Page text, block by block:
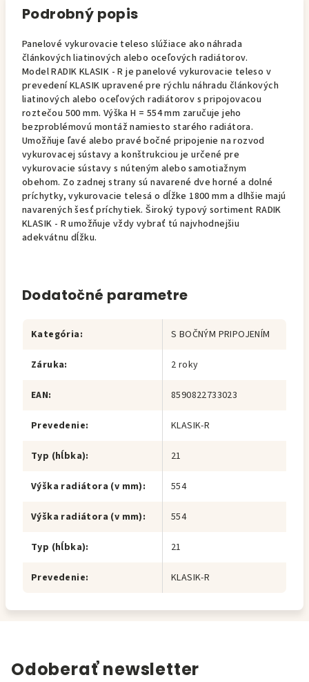
Podrobný popis
Panelové vykurovacie teleso slúžiace ako náhrada
článkových liatinových alebo oceľových radiátorov.
Model RADIK KLASIK - R je panelové vykurovacie teleso v
prevedení KLASIK upravené pre rýchlu náhradu článkových
liatinových alebo oceľových radiátorov s pripojovacou
roztečou 500 mm. Výška H = 554 mm zaručuje jeho
bezproblémovú montáž namiesto starého radiátora.
Umožňuje ľavé alebo pravé bočné pripojenie na rozvod
vykurovacej sústavy a konštrukciou je určené pre
vykurovacie sústavy s núteným alebo samotiažnym
obehom. Zo zadnej strany sú navarené dve horné a dolné
príchytky, vykurovacie telesá o dĺžke 1800 mm a dlhšie majú
navarených šesť príchytiek. Široký typový sortiment RADIK
KLASIK - R umožňuje vždy vybrať tú najvhodnejšiu
adekvátnu dĺžku.
Dodatočné parametre
Kategória: S BOČNÝM PRIPOJENÍM
Záruka: 2 roky
EAN: 8590822733023
Prevedenie: KLASIK-R
Typ (hĺbka): 21
Výška radiátora (v mm): 554
Výška radiátora (v mm): 554
Typ (hĺbka): 21
Prevedenie: KLASIK-R
Odoberať newsletter